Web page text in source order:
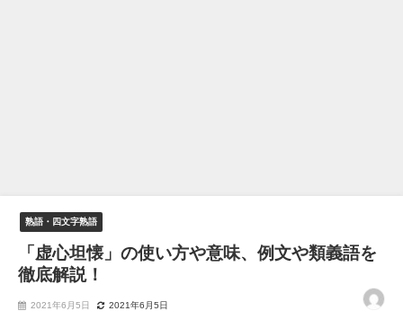
熟語・四文字熟語
「虚心坦懐」の使い方や意味、例文や類義語を
徹底解説！
2021年6月5日 2021年6月5日